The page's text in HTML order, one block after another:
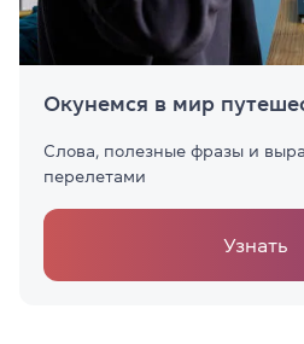
Окунемся в мир
Слова, полезные фразы и
перелетами
Узнать